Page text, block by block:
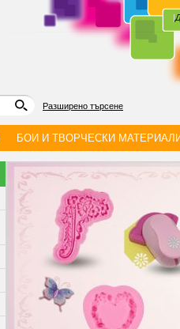
|
Разширено търсене
БОИ И ТВОРЧЕСКИ